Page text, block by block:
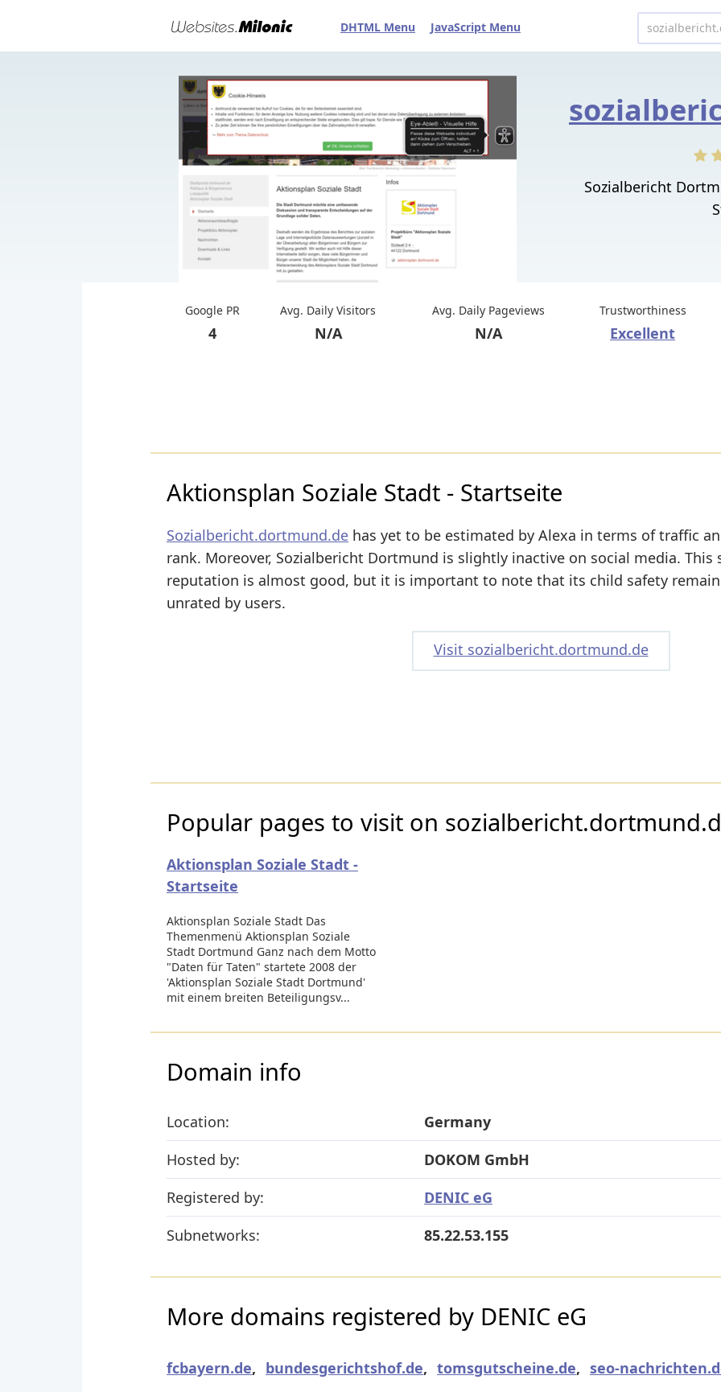
DHTML Menu JavaScript Menu
Sozialbericht
Google PR
4
Avg. Daily Visitors
N/A
Avg. Daily Pageviews
N/A
Trustworthiness
Excellent
Aktionsplan Soziale Stadt - Startseite
Sozialbericht.dortmund.de has yet to be estimated by Alexa in terms of traffic
rank. Moreover, Sozialbericht Dortmund is slightly inactive on social media. This
reputation is almost good, but it is important to note that its child safety
unrated by users.
Visit sozialbericht.dortmund.de
Popular pages to visit on
Aktionsplan Soziale Stadt -
Startseite
Aktionsplan Soziale Stadt Das
Themenmenü Aktionsplan Soziale
Stadt Dortmund Ganz nach dem Motto
"Daten für Taten" startete 2008 der
'Aktionsplan Soziale Stadt Dortmund'
mit einem breiten Beteiligungsv...
Domain info
Location:
Germany
Hosted by:
DOKOM GmbH
Registered by:
DENIC eG
Subnetworks:
85.22.53.155
More domains registered by DENIC eG
fcbayern.de, bundesgerichtshof.de, tomsgutscheine.de, seo-